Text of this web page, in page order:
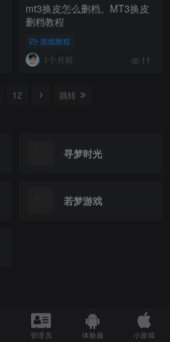
mt3换皮怎么删档。MT3换皮
删档教程
游戏教程
1个月前 11
12 跳转
寻梦时光
若梦游戏
管理员 体验服 小游戏